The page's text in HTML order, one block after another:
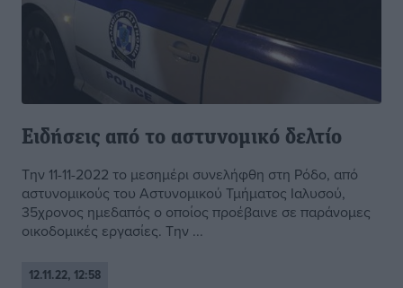
Ειδήσεις από το αστυνομικό δελτίο
Την 11-11-2022 το μεσημέρι συνελήφθη στη Ρόδο, από
αστυνομικούς του Αστυνομικού Τμήματος Ιαλυσού,
35χρονος ημεδαπός ο οποίος προέβαινε σε παράνομες
οικοδομικές εργασίες. Την ...
12.11.22, 12:58